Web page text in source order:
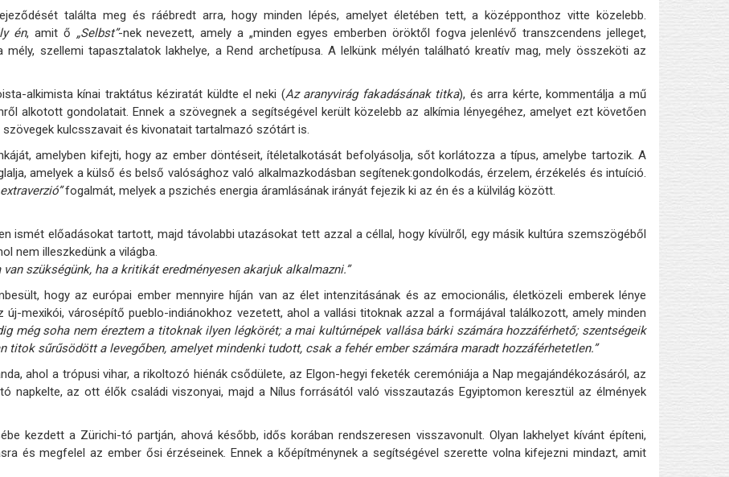
találta meg és ráébredt arra, hogy minden lépés, amelyet életében tett, a középponthoz vitte közelebb.
én, amit ő „Selbst”-nek nevezett, amely a „minden egyes emberben öröktől fogva jelenlévő transzcendens jelleget,
mély, szellemi tapasztalatok lakhelye, a Rend archetípusa. A lelkünk mélyén található kreatív mag, mely összeköti az
alkimista kínai traktátus kéziratát küldte el neki (Az aranyvirág fakadásának titka), és arra kérte, kommentálja a mű
alkotott gondolatait. Ennek a szövegnek a segítségével került közelebb az alkímia lényegéhez, amelyet ezt követően
kulcsszavait és kivonatait tartalmazó szótárt is.
amelyben kifejti, hogy az ember döntéseit, ítéletalkotását befolyásolja, sőt korlátozza a típus, amelybe tartozik. A
amelyek a külső és belső valósághoz való alkalmazkodásban segítenek:gondolkodás, érzelem, érzékelés és intuíció.
fogalmát, melyek a pszichés energia áramlásának irányát fejezik ki az én és a külvilág között.
ismét előadásokat tartott, majd távolabbi utazásokat tett azzal a céllal, hogy kívülről, egy másik kultúra szemszögéből
nem illeszkedünk a világba.
szükségünk, ha a kritikát eredményesen akarjuk alkalmazni.”
hogy az európai ember mennyire híján van az élet intenzitásának és az emocionális, életközeli emberek lénye
mexikói, városépítő pueblo-indiánokhoz vezetett, ahol a vallási titoknak azzal a formájával találkozott, amely minden
még soha nem éreztem a titoknak ilyen légkörét; a mai kultúrnépek vallása bárki számára hozzáférhető; szentségeik
titok sűrűsödött a levegőben, amelyet mindenki tudott, csak a fehér ember számára maradt hozzáférhetetlen.”
ahol a trópusi vihar, a rikoltozó hiénák csődülete, az Elgon-hegyi feketék ceremóniája a Nap megajándékozásáról, az
napkelte, az ott élők családi viszonyai, majd a Nílus forrásától való visszautazás Egyiptomon keresztül az élmények
kezdett a Zürichi-tó partján, ahová később, idős korában rendszeresen visszavonult. Olyan lakhelyet kívánt építeni,
és megfelel az ember ősi érzéseinek. Ennek a kőépítménynek a segítségével szerette volna kifejezni mindazt, amit